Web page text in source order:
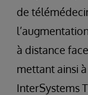
de
à distance
mettant ainsi
InterSystems